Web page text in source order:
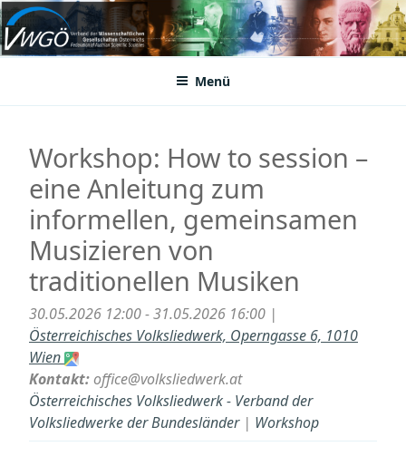
Zum
Inhalt
springenVWGÖ
Federation of Austrian Scientific Societies
Menü
Workshop: How to session –
eine Anleitung zum
informellen, gemeinsamen
Musizieren von
traditionellen Musiken
30.05.2026 12:00 - 31.05.2026 16:00 |
Österreichisches Volksliedwerk, Operngasse 6, 1010
Wien
Kontakt:office@volksliedwerk.at
Österreichisches Volksliedwerk - Verband der
Volksliedwerke der Bundesländer| Workshop